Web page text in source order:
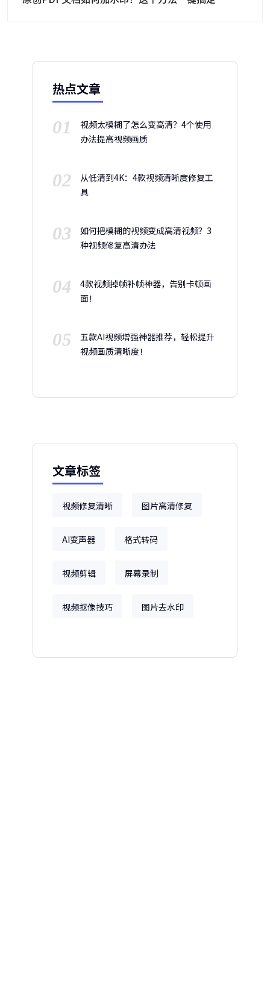
热点文章
01
视频太模糊了怎么变高清？4个使用
办法提高视频画质
02
从低清到4K：4款视频清晰度修复工
具
03
如何把模糊的视频变成高清视频？3
种视频修复高清办法
04
4款视频掉帧补帧神器，告别卡顿画
面！
05
五款AI视频增强神器推荐，轻松提升
视频画质清晰度！
文章标签
视频修复清晰 图片高清修复
AI变声器 格式转码
视频剪辑 屏幕录制
视频抠像技巧 图片去水印